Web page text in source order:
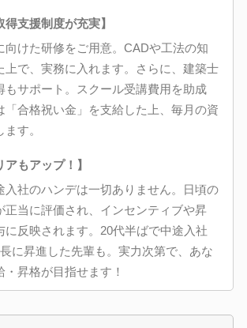
得支援制度が充実】
向けた研修をご用意。CADや工法の知
上で、実務に入れます。さらに、建築士
もサポート。スクール受講費用を助成
「合格祝い金」を支給した上、毎月の資
す。
アもアップ！】
入社のハンデは一切ありません。日頃の
正当に評価され、インセンティブや昇
に反映されます。20代半ばで中途入社
に昇進した先輩も。実力次第で、あな
・昇格が目指せます！